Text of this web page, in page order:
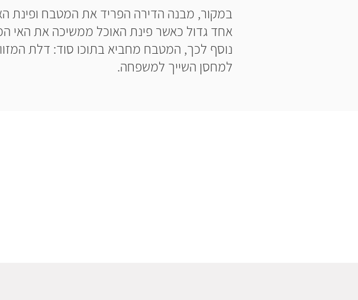
במקור, מבנה הדירה הפריד את המטבח ופינת
אחד גדול כאשר פינת האוכל ממשיכה את האי
נוסף לכך, המטבח מחביא בתוכו סוד: דלת
למחסן השייך למשפחה.